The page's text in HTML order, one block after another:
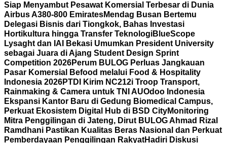
Siap Menyambut Pesawat Komersial Terbesar di Dunia
Airbus A380-800 EmiratesMendag Busan Bertemu
Delegasi Bisnis dari Tiongkok, Bahas Investasi
Hortikultura hingga Transfer TeknologiBlueScope
Lysaght dan IAI Bekasi Umumkan President University
sebagai Juara di Ajang Student Design Sprint
Competition 2026Perum BULOG Perluas Jangkauan
Pasar Komersial Befood melalui Food & Hospitality
Indonesia 2026PTDI Kirim NC212i Troop Transport,
Rainmaking & Camera untuk TNI AUOdoo Indonesia
Ekspansi Kantor Baru di Gedung Biomedical Campus,
Perkuat Ekosistem Digital Hub di BSD CityMonitoring
Mitra Penggilingan di Jateng, Dirut BULOG Ahmad Rizal
Ramdhani Pastikan Kualitas Beras Nasional dan Perkuat
Pemberdayaan Penggilingan RakyatHadiri Diskusi